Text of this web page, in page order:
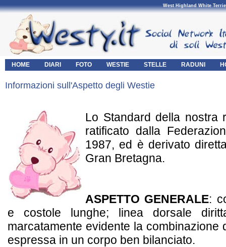
West Highland White
HOME DIARI FOTO WESTIE STELLE RADUNI
Informazioni sull'Aspetto degli Westie
Lo Standard della nostra
ratificato dalla
1987, ed è derivato
Gran Bretagna.
ASPETTO GENERALE:
e costole lunghe; linea dorsale
marcatamente evidente la combinazione
espressa in un corpo ben bilanciato.